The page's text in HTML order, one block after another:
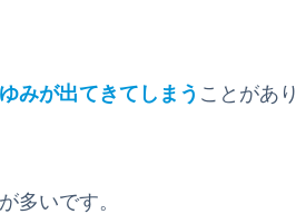
みが出てきてしまう ことがあり
多いです。